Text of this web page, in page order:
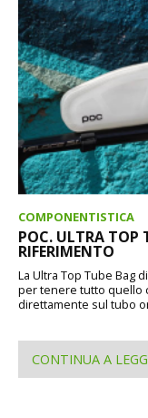
COMPONENTISTICA
POC. ULTRA TOP
RIFERIMENTO
La Ultra Top Tube Bag
per tenere tutto quello
direttamente sul tubo
CONTINUA A